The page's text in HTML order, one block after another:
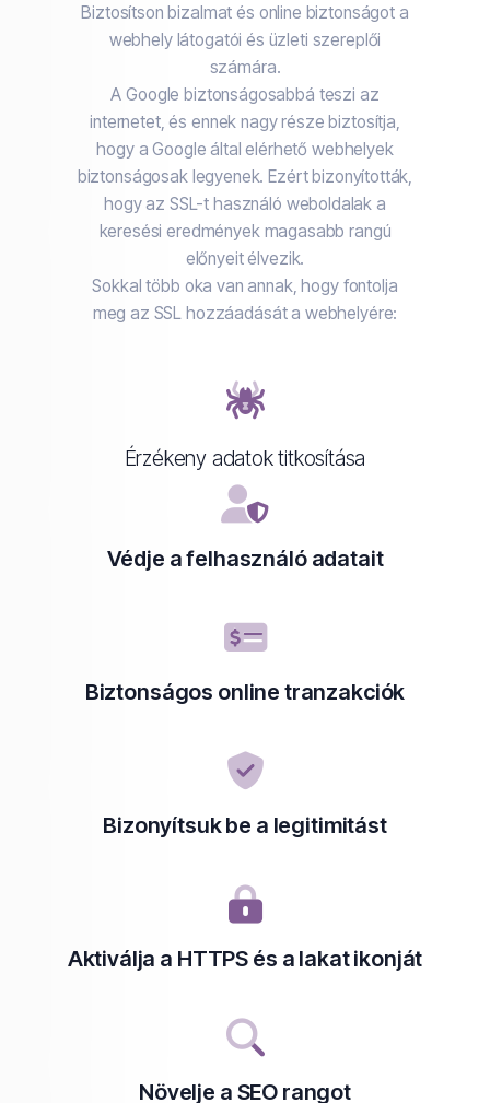
Biztosítson bizalmat és online biztonságot a
webhely látogatói és üzleti szereplői
számára.
A Google biztonságosabbá teszi az
internetet, és ennek nagy része biztosítja,
hogy a Google által elérhető webhelyek
biztonságosak legyenek. Ezért bizonyították,
hogy az SSL-t használó weboldalak a
keresési eredmények magasabb rangú
előnyeit élvezik.
Sokkal több oka van annak, hogy fontolja
meg az SSL hozzáadását a webhelyére:
Érzékeny adatok titkosítása
Védje a felhasználó adatait
Biztonságos online tranzakciók
Bizonyítsuk be a legitimitást
Aktiválja a HTTPS és a lakat ikonját
Növelje a SEO rangot